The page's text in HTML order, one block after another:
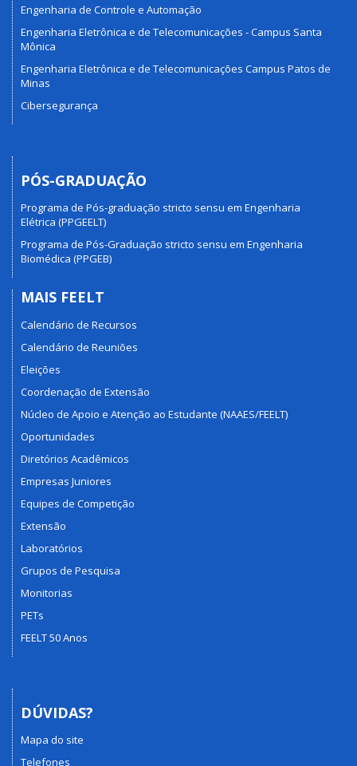
Engenharia de Controle e Automação
Engenharia Eletrônica e de Telecomunicações - Campus Santa
Mônica
Engenharia Eletrônica e de Telecomunicações Campus Patos de
Minas
Cibersegurança
PÓS-GRADUAÇÃO
Programa de Pós-graduação stricto sensu em Engenharia
Elétrica (PPGEELT)
Programa de Pós-Graduação stricto sensu em Engenharia
Biomédica (PPGEB)
MAIS FEELT
Calendário de Recursos
Calendário de Reuniões
Eleições
Coordenação de Extensão
Núcleo de Apoio e Atenção ao Estudante (NAAES/FEELT)
Oportunidades
Diretórios Acadêmicos
Empresas Juniores
Equipes de Competição
Extensão
Laboratórios
Grupos de Pesquisa
Monitorias
PETs
FEELT 50 Anos
DÚVIDAS?
Mapa do site
Telefones